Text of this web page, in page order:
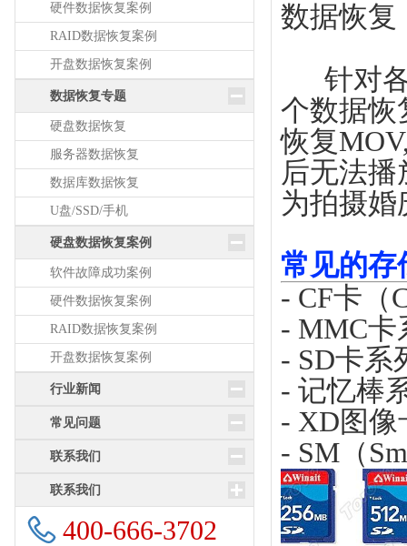
硬件数据恢复案例
RAID数据恢复案例
开盘数据恢复案例
数据恢复专题
硬盘数据恢复
服务器数据恢复
数据库数据恢复
U盘/SSD/手机
硬盘数据恢复案例
软件故障成功案例
硬件数据恢复案例
RAID数据恢复案例
开盘数据恢复案例
行业新闻
常见问题
联系我们
联系我们
400-666-3702
数据恢复
针对各
个数据恢
恢复
后无法
为拍摄婚
常见的存
- CF卡（
- MMC卡
- SD卡系
- 记忆棒
- XD图像
- SM（